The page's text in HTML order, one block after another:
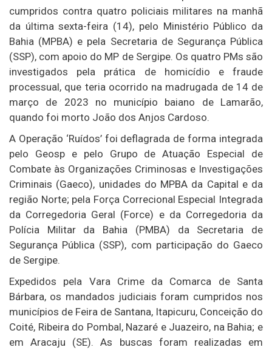
cumpridos contra quatro policiais militares na manhã
da última sexta-feira (14), pelo Ministério Público da
Bahia (MPBA) e pela Secretaria de Segurança Pública
(SSP), com apoio do MP de Sergipe. Os quatro PMs são
investigados pela prática de homicídio e fraude
processual, que teria ocorrido na madrugada de 14 de
março de 2023 no município baiano de Lamarão,
quando foi morto João dos Anjos Cardoso.
A Operação ‘Ruídos’ foi deflagrada de forma integrada
pelo Geosp e pelo Grupo de Atuação Especial de
Combate às Organizações Criminosas e Investigações
Criminais (Gaeco), unidades do MPBA da Capital e da
região Norte; pela Força Correcional Especial Integrada
da Corregedoria Geral (Force) e da Corregedoria da
Polícia Militar da Bahia (PMBA) da Secretaria de
Segurança Pública (SSP), com participação do Gaeco
de Sergipe.
Expedidos pela Vara Crime da Comarca de Santa
Bárbara, os mandados judiciais foram cumpridos nos
municípios de Feira de Santana, Itapicuru, Conceição do
Coité, Ribeira do Pombal, Nazaré e Juazeiro, na Bahia; e
em Aracaju (SE). As buscas foram realizadas em